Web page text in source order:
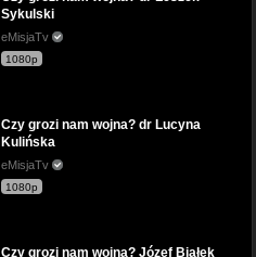
Sykulski
eMisjaTv
1080p
Czy grozi nam wojna? dr Lucyna
Kulińska
eMisjaTv
1080p
Czy grozi nam wojna? Józef Białek